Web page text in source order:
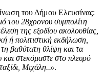
του Δήμου Ελευσίνας:
του 28χρονου συμπολίτη
της εξοδίου ακολουθίας,
ή πολιτιστική εκδήλωση,
βαθύτατη θλίψη και τα
και στεκόμαστε στο πλευρό
Μιχάλη..».